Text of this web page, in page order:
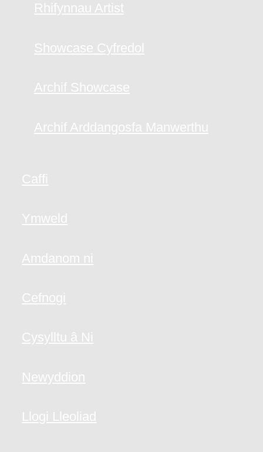
Rhifynnau Artist
Showcase Cyfredol
Archif Showcase
Archif Arddangosfa Manwerthu
Caffi
Ymweld
Amdanom ni
Cefnogi
Cysylltu â Ni
Newyddion
Llogi Lleoliad